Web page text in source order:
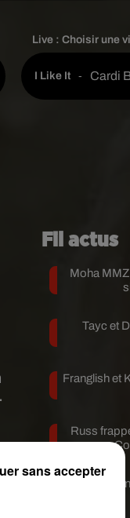
Live :Choisir une
I Like It - Cardi
Fil actus
Moha
Tayc et
Franglish et
Russ
Tiakola
sans accepter